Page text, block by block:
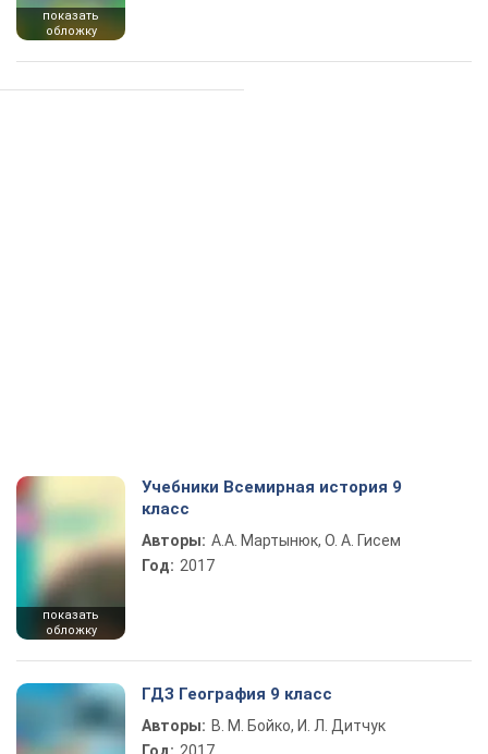
показать
обложку
показать
обложку
Учебники Всемирная история 9
класс
Авторы: А.А. Мартынюк, О. А. Гисем
Год: 2017
ГДЗ География 9 класс
Авторы: В. М. Бойко, И. Л. Дитчук